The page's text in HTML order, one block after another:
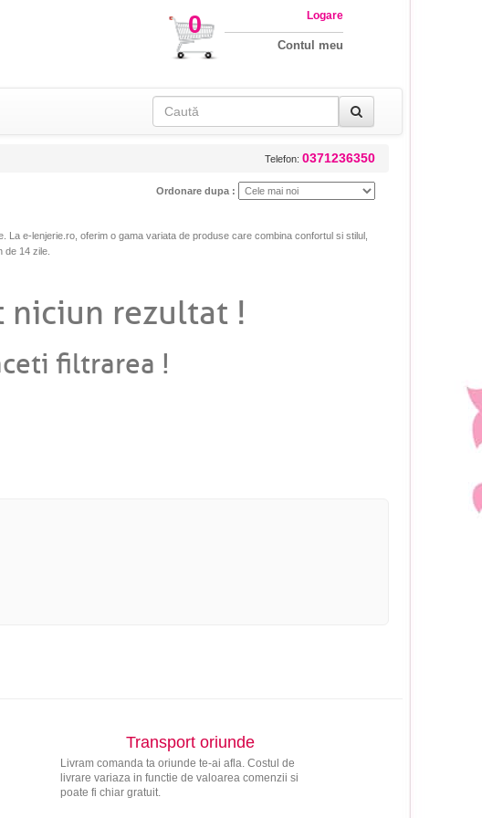
0 Logare
Contul meu
Telefon: 0371236350
Ordonare dupa :
La e-lenjerie.ro, oferim o gama variata de produse care combina confortul si stilul,
de 14 zile.
niciun rezultat !
filtrarea !
Transport oriunde
Livram comanda ta oriunde te-ai afla. Costul de
livrare variaza in functie de valoarea comenzii si
poate fi chiar gratuit.